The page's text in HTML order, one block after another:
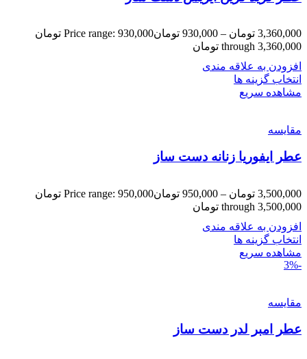
3,360,000 تومان –
930,000 تومان
Price range: 930,000 تومان
through 3,360,000 تومان
افزودن به علاقه مندی
انتخاب گزینه ها
مشاهده سریع
مقایسه
عطر ایفوریا زنانه دست ساز
3,500,000 تومان –
950,000 تومان
Price range: 950,000 تومان
through 3,500,000 تومان
افزودن به علاقه مندی
انتخاب گزینه ها
مشاهده سریع
-3%
مقایسه
عطر امبر لدر دست ساز